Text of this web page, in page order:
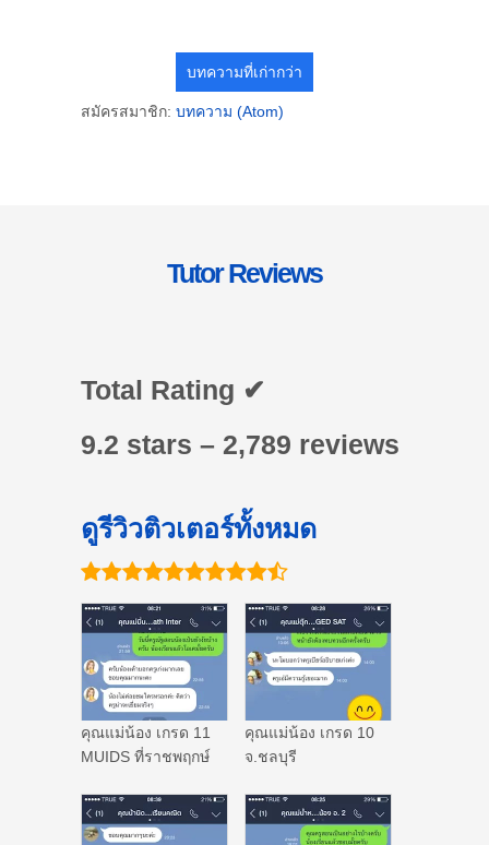
บทความที่เก่ากว่า
สมัครสมาชิก: บทความ (Atom)
Tutor Reviews
Total Rating ✔
9.2 stars – 2,789 reviews
ดูรีวิวติวเตอร์ทั้งหมด
คุณแม่น้อง เกรด 11
MUIDS ที่ราชพฤกษ์
คุณแม่น้อง เกรด 10
จ.ชลบุรี